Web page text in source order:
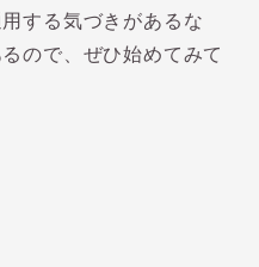
する気づきがあるな
ので、ぜひ始めてみて